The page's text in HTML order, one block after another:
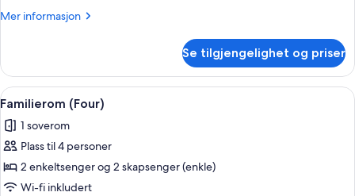
Mer informasjon
Mer
–
superior
Se tilgjengelighet og priser
Åpne
alle
bildene
av
Familierom
(Four)
Allergitestet sengetøy, skrivebord
6
Familierom (Four)
1 soverom
Plass til 4 personer
2 enkeltsenger og 2 skapsenger (enkle)
Wi-fi inkludert